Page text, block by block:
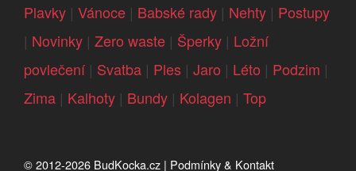
Plavky | Vánoce | Babské rady | Nehty | Postupy
| Novinky | Zero waste | Šperky | Ložní
povlečení| Svatba | Ples | Jaro | Léto | Podzim |
Zima | Kalhoty | Bundy | Kolagen | Top
© 2012-2026 BudKocka.cz | Podmínky & Kontakt